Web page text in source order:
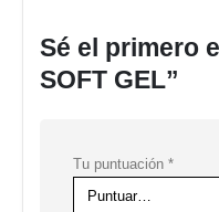
Sé el primero
SOFT GEL”
Tu puntuación *